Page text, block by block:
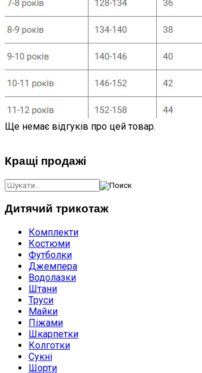
Ще немає відгуків про цей товар.
Кращі продажі
Дитячий трикотаж
Комплекти
Костюми
Футболки
Джемпера
Водолазки
Штани
Труси
Майки
Піжами
Шкарпетки
Колготки
Сукні
Шорти